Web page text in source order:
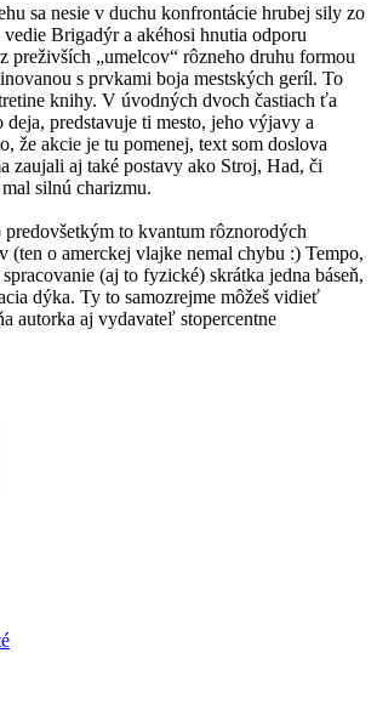
sa nesie v duchu konfrontácie hrubej sily zo
Brigadýr a akéhosi hnutia odporu
preživších „umelcov“ rôzneho druhu formou
s prvkami boja mestských geríl. To
knihy. V úvodných dvoch častiach ťa
deja, predstavuje ti mesto, jeho výjavy a
že akcie je tu pomenej, text som doslova
zaujali aj také postavy ako Stroj, Had, či
silnú charizmu.
to kvantum rôznorodých
(ten o amerckej vlajke nemal chybu :) Tempo,
(aj to fyzické) skrátka jedna báseň,
dýka. Ty to samozrejme môžeš vidieť
autorka aj vydavateľ stopercentne